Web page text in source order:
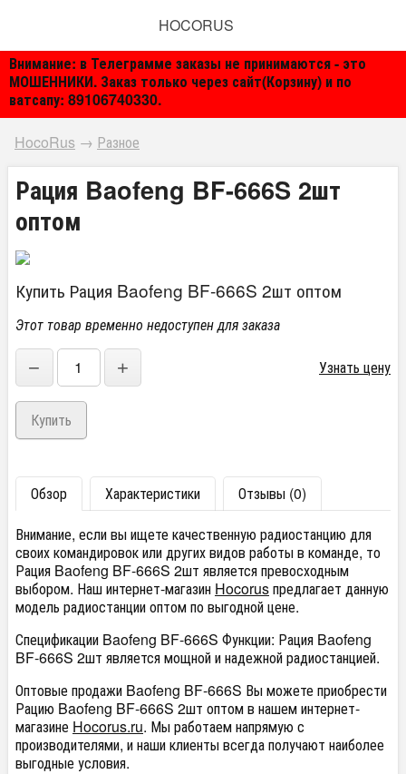
Внимание: в Телеграмме заказы не принимаются - это
МОШЕННИКИ. Заказ только через сайт(Корзину) и по
ватсапу: 89106740330.
HOCORUS
HocoRus → Разное
Рация Baofeng BF-666S 2шт
оптом
Купить Рация Baofeng BF-666S 2шт оптом
Этот товар временно недоступен для заказа
− + Узнать цену
Обзор Характеристики
Отзывы (0)
Внимание, если вы ищете качественную радиостанцию для
своих командировок или других видов работы в команде, то
Рация Baofeng BF-666S 2шт является превосходным
выбором. Наш интернет-магазин Hocorusпредлагает данную
модель радиостанции оптом по выгодной цене.
Спецификации Baofeng BF-666S Функции: Рация Baofeng
BF-666S 2шт является мощной и надежной радиостанцией.
Оптовые продажи Baofeng BF-666S Вы можете приобрести
Рацию Baofeng BF-666S 2шт оптом в нашем интернет-
магазине Hocorus.ru. Мы работаем напрямую с
производителями, и наши клиенты всегда получают наиболее
выгодные условия.